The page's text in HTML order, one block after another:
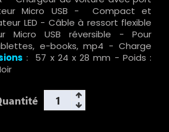
Micro USB - Compact et
LED - Câble à ressort flexible
Micro USB réversible - Pour
e-books, mp4 - Charge
: 57 x 24 x 28 mm - Poids :